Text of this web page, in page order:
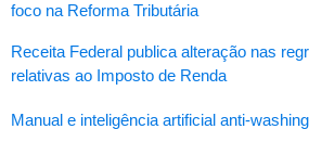
foco na Reforma Tributária
Receita Federal publica alteração nas
relativas ao Imposto de Renda
Manual e inteligência artificial anti-